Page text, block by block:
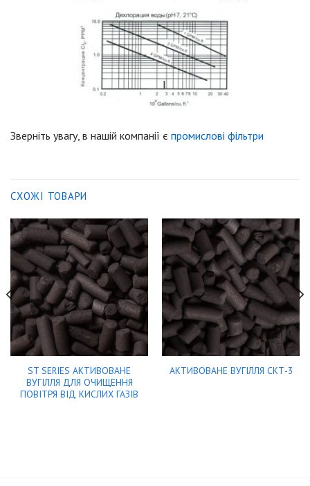
Зверніть увагу, в нашій компанії є промислові фільтри
СХОЖІ ТОВАРИ
ST SERIES АКТИВОВАНЕ
ВУГІЛЛЯ ДЛЯ ОЧИЩЕННЯ
ПОВІТРЯ ВІД КИСЛИХ ГАЗІВ
АКТИВОВАНЕ ВУГІЛЛЯ СКТ-3